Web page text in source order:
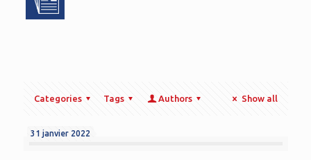
Categories Tags Authors Show all
31 janvier 2022